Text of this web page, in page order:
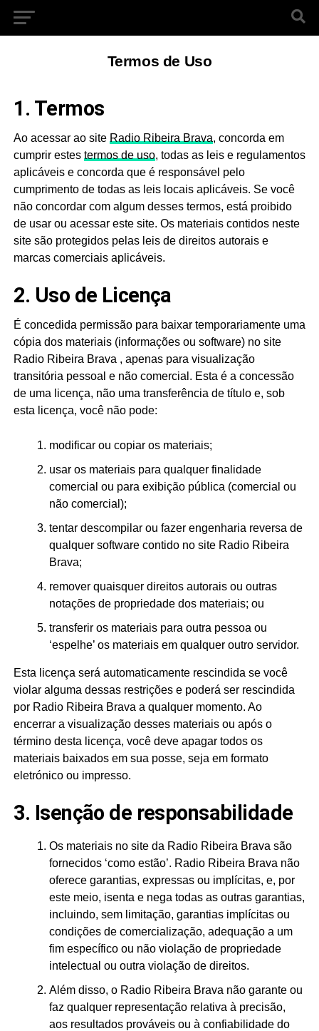
Termos de Uso
1. Termos
Ao acessar ao site Radio Ribeira Brava, concorda em
cumprir estes termos de uso, todas as leis e regulamentos
aplicáveis ​​e concorda que é responsável pelo
cumprimento de todas as leis locais aplicáveis. Se você
não concordar com algum desses termos, está proibido
de usar ou acessar este site. Os materiais contidos neste
site são protegidos pelas leis de direitos autorais e
marcas comerciais aplicáveis.
2. Uso de Licença
É concedida permissão para baixar temporariamente uma
cópia dos materiais (informações ou software) no site
Radio Ribeira Brava , apenas para visualização
transitória pessoal e não comercial. Esta é a concessão
de uma licença, não uma transferência de título e, sob
esta licença, você não pode:
modificar ou copiar os materiais;
usar os materiais para qualquer finalidade
comercial ou para exibição pública (comercial ou
não comercial);
tentar descompilar ou fazer engenharia reversa de
qualquer software contido no site Radio Ribeira
Brava;
remover quaisquer direitos autorais ou outras
notações de propriedade dos materiais; ou
transferir os materiais para outra pessoa ou
‘espelhe’ os materiais em qualquer outro servidor.
Esta licença será automaticamente rescindida se você
violar alguma dessas restrições e poderá ser rescindida
por Radio Ribeira Brava a qualquer momento. Ao
encerrar a visualização desses materiais ou após o
término desta licença, você deve apagar todos os
materiais baixados em sua posse, seja em formato
eletrónico ou impresso.
3. Isenção de responsabilidade
Os materiais no site da Radio Ribeira Brava são
fornecidos ‘como estão’. Radio Ribeira Brava não
oferece garantias, expressas ou implícitas, e, por
este meio, isenta e nega todas as outras garantias,
incluindo, sem limitação, garantias implícitas ou
condições de comercialização, adequação a um
fim específico ou não violação de propriedade
intelectual ou outra violação de direitos.
Além disso, o Radio Ribeira Brava não garante ou
faz qualquer representação relativa à precisão,
aos resultados prováveis ​​ou à confiabilidade do